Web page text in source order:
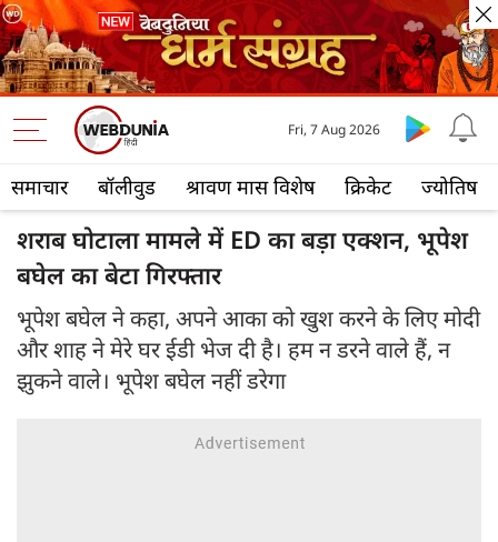
समाचार बॉलीवुड श्रावण मास विशेष क्रिकेट ज्योतिष
Fri, 7 Aug 2026
शराब घोटाला मामले में ED का बड़ा एक्शन, भूपेश
बघेल का बेटा गिरफ्तार
भूपेश बघेल ने कहा, अपने आका को खुश करने के लिए मोदी
और शाह ने मेरे घर ईडी भेज दी है। हम न डरने वाले हैं, न
झुकने वाले। भूपेश बघेल नहीं डरेगा